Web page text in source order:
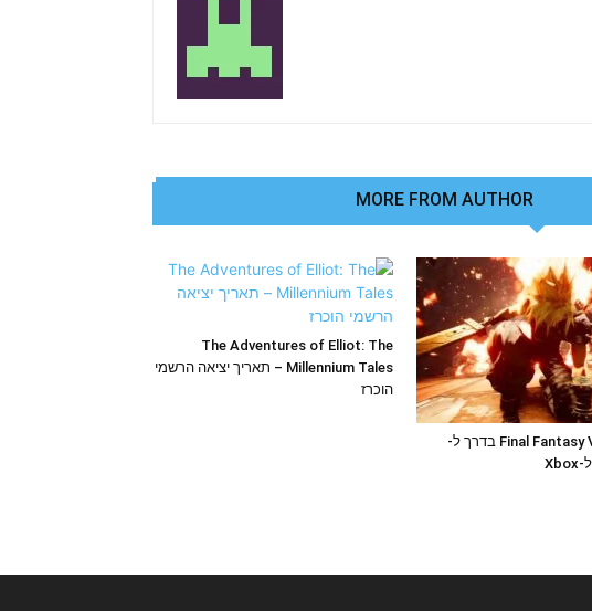
MORE FROM AUTHOR
The Adventures of Elliot: The
Millennium Tales – תאריך יציאה הרשמי
הוכרז
Final Fantasy VII Rebirth בדרך ל-